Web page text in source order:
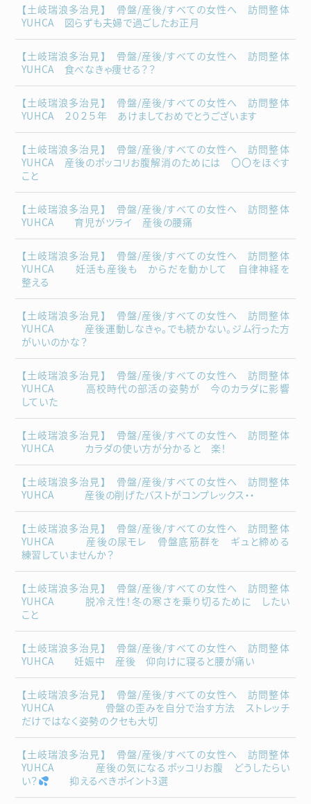
【土岐瑞浪多治見】 骨盤/産後/すべての女性へ 訪問整体
YUHCA 図らずも夫婦で過ごしたお正月
【土岐瑞浪多治見】 骨盤/産後/すべての女性へ 訪問整体
YUHCA 食べなきゃ痩せる？？
【土岐瑞浪多治見】 骨盤/産後/すべての女性へ 訪問整体
YUHCA ２０２５年 あけましておめでとうございます
【土岐瑞浪多治見】 骨盤/産後/すべての女性へ 訪問整体
YUHCA 産後のポッコリお腹解消のためには 〇〇をほぐす
こと
【土岐瑞浪多治見】 骨盤/産後/すべての女性へ 訪問整体
YUHCA 育児がツライ 産後の腰痛
【土岐瑞浪多治見】 骨盤/産後/すべての女性へ 訪問整体
YUHCA 妊活も産後も からだを動かして 自律神経を
整える
【土岐瑞浪多治見】 骨盤/産後/すべての女性へ 訪問整体
YUHCA 産後運動しなきゃ。でも続かない。ジム行った方
がいいのかな？
【土岐瑞浪多治見】 骨盤/産後/すべての女性へ 訪問整体
YUHCA 高校時代の部活の姿勢が 今のカラダに影響
していた
【土岐瑞浪多治見】 骨盤/産後/すべての女性へ 訪問整体
YUHCA カラダの使い方が分かると 楽！
【土岐瑞浪多治見】 骨盤/産後/すべての女性へ 訪問整体
YUHCA 産後の削げたバストがコンプレックス・・
【土岐瑞浪多治見】 骨盤/産後/すべての女性へ 訪問整体
YUHCA 産後の尿モレ 骨盤底筋群を ギュと締める
練習していませんか？
【土岐瑞浪多治見】 骨盤/産後/すべての女性へ 訪問整体
YUHCA 脱冷え性！冬の寒さを乗り切るために したい
こと
【土岐瑞浪多治見】 骨盤/産後/すべての女性へ 訪問整体
YUHCA 妊娠中 産後 仰向けに寝ると腰が痛い
【土岐瑞浪多治見】 骨盤/産後/すべての女性へ 訪問整体
YUHCA 骨盤の歪みを自分で治す方法 ストレッチ
だけではなく姿勢のクセも大切
【土岐瑞浪多治見】 骨盤/産後/すべての女性へ 訪問整体
YUHCA 産後の気になるポッコリお腹 どうしたらい
い？
抑えるべきポイント3選